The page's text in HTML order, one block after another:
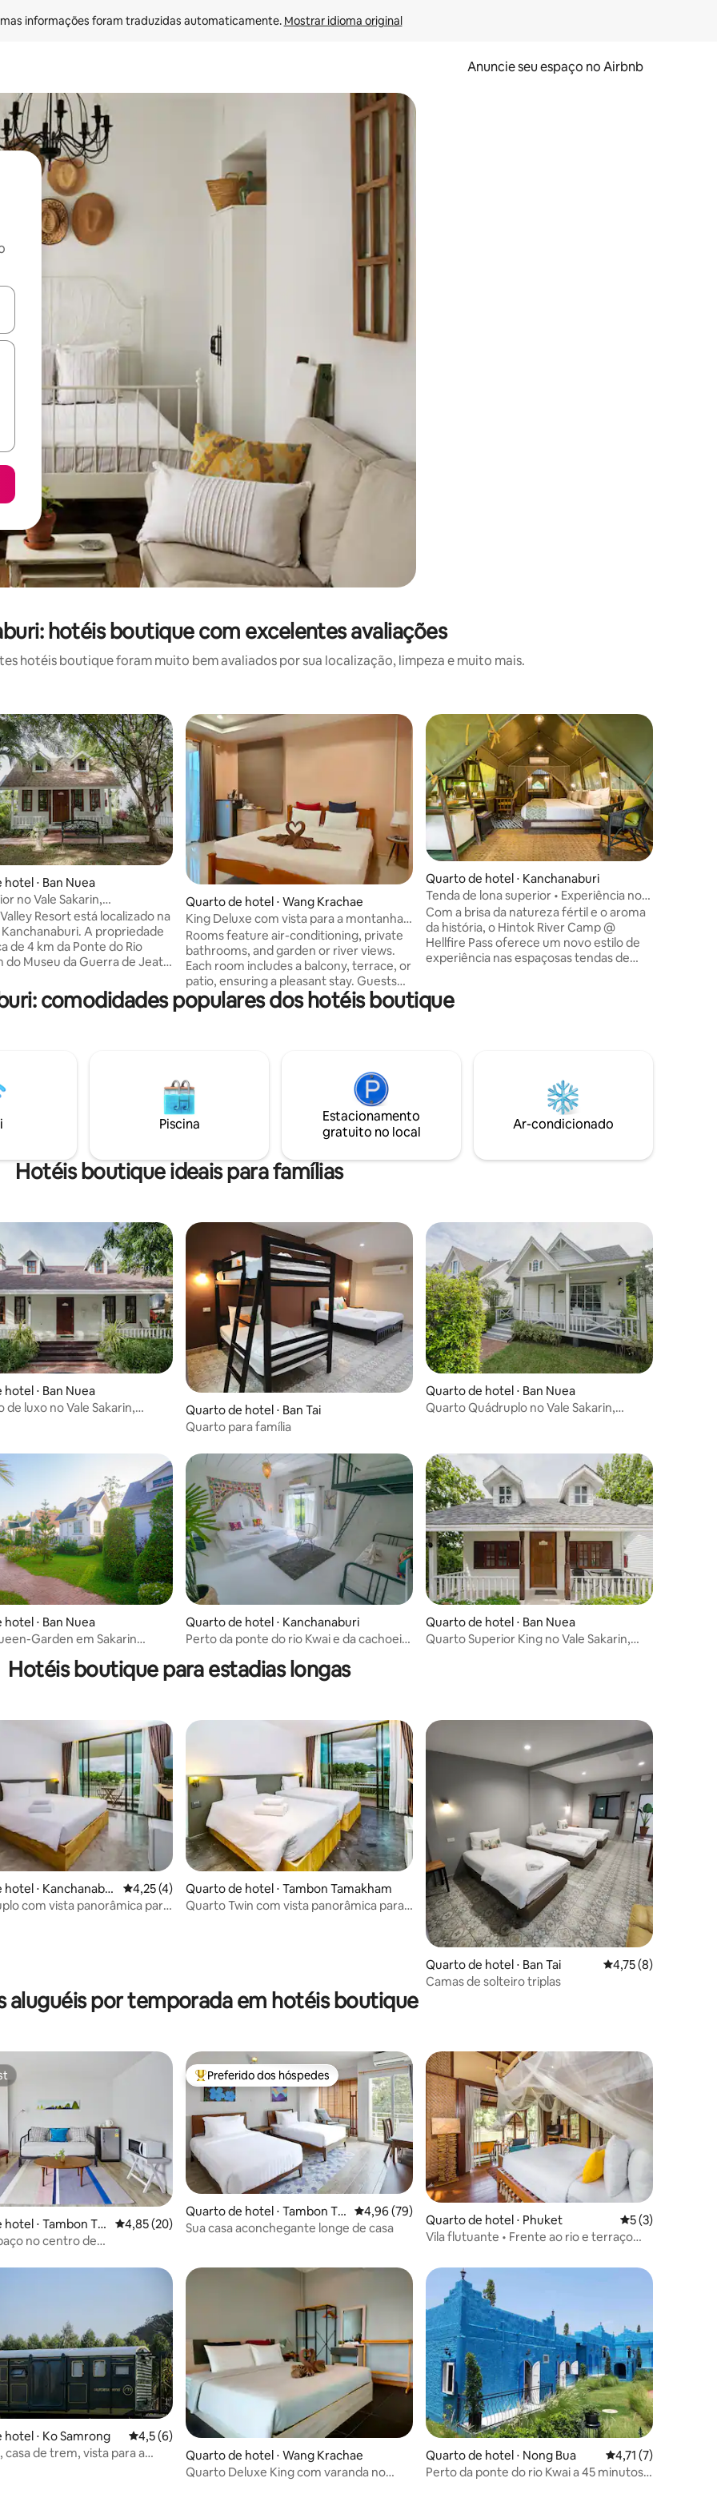
informações foram traduzidas automaticamente. Mostrar idioma original
Anuncie seu espaço no Airbnb
os usando as seta para cima e para baixo do teclado ou tocando e deslizando o dedo na tela.
hotéis boutique com excelentes avaliações
hotéis boutique foram muito bem avaliados por sua localização, limpeza e muito mais.
de 5, 6 avaliações
⋅ Ban Nuea
no Vale Sakarin,
Resort está localizado na
A propriedade
de 4 km da Ponte do Rio
do Museu da Guerra de Jeath
tem um serviço de
uma
de tela plana e ar
e os quartos selecionados
uma área de estar.
Quarto de hotel ⋅ Wang Krachae
King Deluxe com vista para a montanha
no Rimwang the River Life
Rooms feature air-conditioning, private
bathrooms, and garden or river views.
Each room includes a balcony, terrace, or
patio, ensuring a pleasant stay. Guests
enjoy a sun terrace, lush garden, and
free WiFi. Additional amenities include a
hotel is 4.3 mi from Saiyok Noi Waterfall
and 16 mi from Hellfire Pass Museum
include Lawa Cave and The Nine-Army
Battle Historical Park.
Quarto de hotel ⋅ Kanchanaburi
Tenda de lona superior • Experiência no
Passo do Fogo do Inferno
Com a brisa da natureza fértil e o aroma
da história, o Hintok River Camp @
Hellfire Pass oferece um novo estilo de
experiência nas espaçosas tendas de
privativo no quarto e chuveiro com água
26 m² a 32,6 m², construído sobre uma
comodidades populares dos hotéis boutique
Piscina
Estacionamento
gratuito no local
Ar-condicionado
Hotéis boutique ideais para famílias
⋅ Ban Nuea
de luxo no Vale Sakarin,
Quarto de hotel ⋅ Ban Tai
Quarto para família
Quarto de hotel ⋅ Ban Nuea
Quarto Quádruplo no Vale Sakarin,
⋅ Ban Nuea
Garden em Sakarin
Quarto de hotel ⋅ Kanchanaburi
Perto da ponte do rio Kwai e da cachoeira
Quarto de hotel ⋅ Ban Nuea
Quarto Superior King no Vale Sakarin,
Hotéis boutique para estadias longas
de 5, 93 avaliações
⋅ Kanchanabur
4,25 de uma avaliação média de 5, 4 avaliações
4,25 (4)
com vista panorâmica para
Quarto de hotel ⋅ Tambon Tamakham
Quarto Twin com vista panorâmica para
Quarto de hotel ⋅ Ban Tai 4,75 de uma
4,75 (8)
Camas de solteiro triplas
aluguéis por temporada em hotéis boutique
média de 5, 4 avaliações
⋅ Tambon Th
4,85 de uma avaliação média de 5, 20 avaliações
4,85 (20)
no centro de
Entre os melhores preferidos dos hóspedes
Preferido dos hóspedes
Quarto de hotel ⋅ Tambon Th
amakam, Muang District
4,96 de uma avaliação média de 5, 79 avaliações
4,96 (79)
Sua casa aconchegante longe de casa
Quarto de hotel ⋅ Phuket 5 de uma
5 (3)
Vila flutuante • Frente ao rio e terraço
de 5, 15 avaliações
⋅ Ko Samrong 4,5 de uma avaliação média de 5, 6 avaliações
4,5 (6)
casa de trem, vista para a
Quarto de hotel ⋅ Wang Krachae
Quarto Deluxe King com varanda no
Quarto de hotel ⋅ Nong Bua 4,71 de uma
4,71 (7)
Perto da ponte do rio Kwai a 45 minutos